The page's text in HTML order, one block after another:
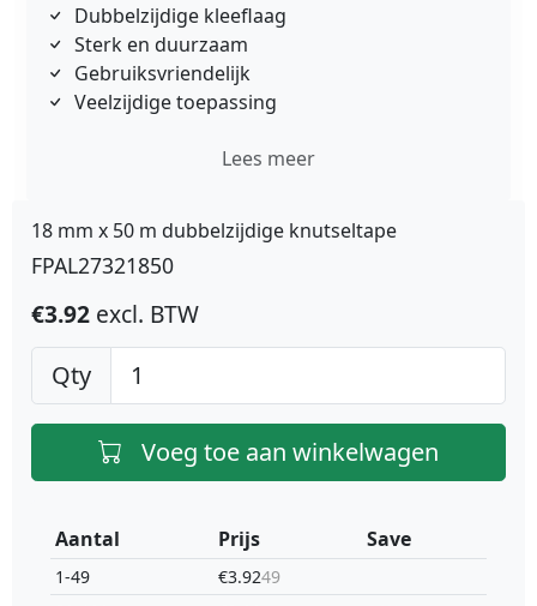
Dubbelzijdige kleeflaag
Sterk en duurzaam
Gebruiksvriendelijk
Veelzijdige toepassing
Lees meer
18 mm x 50 m dubbelzijdige knutseltape
FPAL27321850
€3.92 excl. BTW
Qty
Voeg toe aan winkelwagen
Aantal
1-49
Prijs
€3.9249
Save